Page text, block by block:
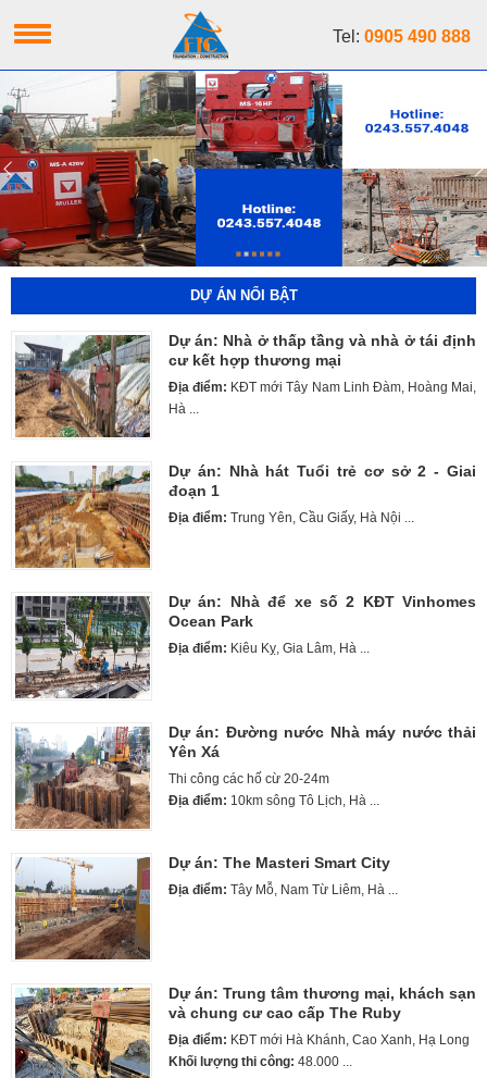
Tel: 0905 490 888
DỰ ÁN NỔI BẬT
Dự án: Nhà ở thấp tầng và nhà ở tái định
cư kết hợp thương mại
Địa điểm: KĐT mới Tây Nam Linh Đàm, Hoàng Mai,
Hà ...
Dự án: Nhà hát Tuổi trẻ cơ sở 2 - Giai
đoạn 1
Địa điểm: Trung Yên, Cầu Giấy, Hà Nội ...
Dự án: Nhà để xe số 2 KĐT Vinhomes
Ocean Park
Địa điểm: Kiêu Kỵ, Gia Lâm, Hà ...
Dự án: Đường nước Nhà máy nước thải
Yên Xá
Thi công các hố cừ 20-24m
Địa điểm: 10km sông Tô Lịch, Hà ...
Dự án: The Masteri Smart City
Địa điểm: Tây Mỗ, Nam Từ Liêm, Hà ...
Dự án: Trung tâm thương mại, khách sạn
và chung cư cao cấp The Ruby
Địa điểm: KĐT mới Hà Khánh, Cao Xanh, Hạ Long
Khối lượng thi công: 48.000 ...